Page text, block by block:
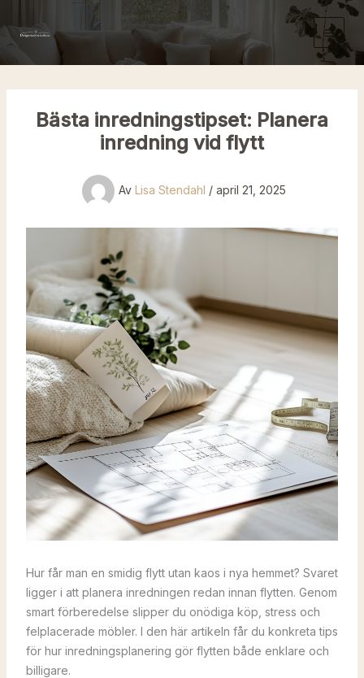
till
innehåll
Bästa inredningstipset: Planera
inredning vid flytt
Av Lisa Stendahl / april 21, 2025
Hur får man en smidig flytt utan kaos i nya hemmet? Svaret
ligger i att planera inredningen redan innan flytten. Genom
smart förberedelse slipper du onödiga köp, stress och
felplacerade möbler. I den här artikeln får du konkreta tips
för hur inredningsplanering gör flytten både enklare och
billigare.